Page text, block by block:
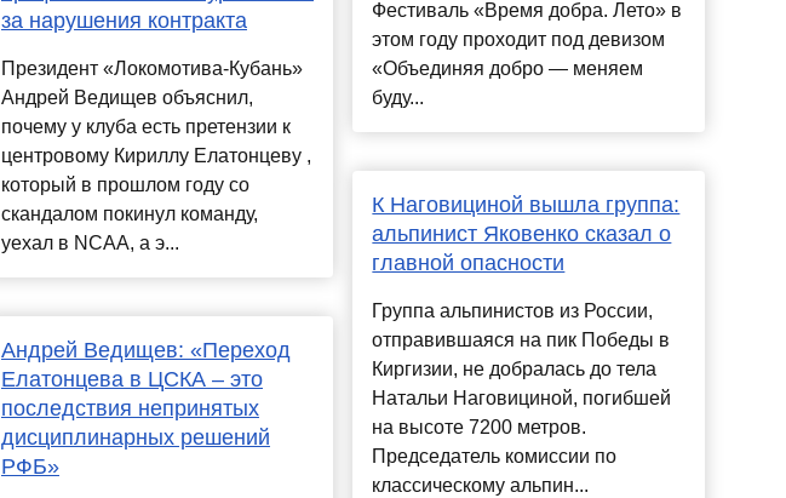
за нарушения контракта
Президент «Локомотива-Кубань»
Андрей Ведищев объяснил,
почему у клуба есть претензии к
центровому Кириллу Елатонцеву ,
который в прошлом году со
скандалом покинул команду,
уехал в NCAA, а э...
Андрей Ведищев: «Переход
Елатонцева в ЦСКА – это
последствия непринятых
дисциплинарных решений
РФБ»
Фестиваль «Время добра. Лето» в
этом году проходит под девизом
«Объединяя добро — меняем
буду...
К Наговициной вышла группа:
альпинист Яковенко сказал о
главной опасности
Группа альпинистов из России,
отправившаяся на пик Победы в
Киргизии, не добралась до тела
Натальи Наговициной, погибшей
на высоте 7200 метров.
Председатель комиссии по
классическому альпин...